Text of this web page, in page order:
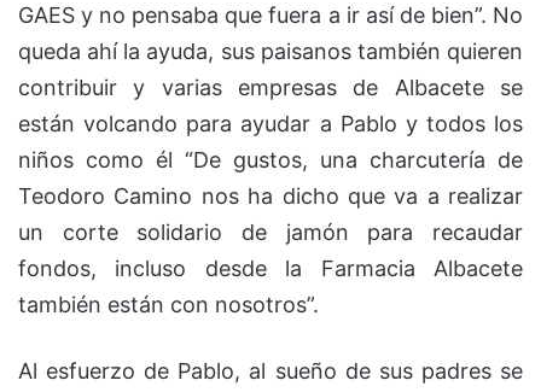
GAES y no pensaba que fuera a ir así de bien”. No
queda ahí la ayuda, sus paisanos también quieren
contribuir y varias empresas de Albacete se
están volcando para ayudar a Pablo y todos los
niños como él “De gustos, una charcutería de
Teodoro Camino nos ha dicho que va a realizar
un corte solidario de jamón para recaudar
fondos, incluso desde la Farmacia Albacete
también están con nosotros”.
Al esfuerzo de Pablo, al sueño de sus padres se